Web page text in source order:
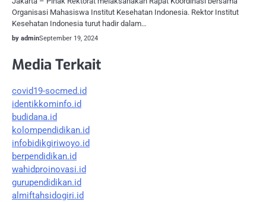
Organisasi Mahasiswa Institut Kesehatan Indonesia. Rektor Institut
Kesehatan Indonesia turut hadir dalam…
by adminSeptember 19, 2024
Media Terkait
covid19-socmed.id
identikkominfo.id
budidana.id
kolompendidikan.id
infobidikgiriwoyo.id
berpendidikan.id
wahidproinovasi.id
gurupendidikan.id
almiftahsidogiri.id